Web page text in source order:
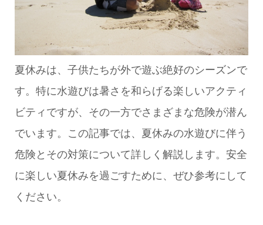
夏休みは、子供たちが外で遊ぶ絶好のシーズンで
す。特に水遊びは暑さを和らげる楽しいアクティ
ビティですが、その一方でさまざまな危険が潜ん
でいます。この記事では、夏休みの水遊びに伴う
危険とその対策について詳しく解説します。安全
に楽しい夏休みを過ごすために、ぜひ参考にして
ください。